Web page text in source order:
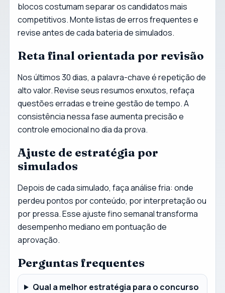
blocos costumam separar os candidatos mais
competitivos. Monte listas de erros frequentes e
revise antes de cada bateria de simulados.
Reta final orientada por revisão
Nos últimos 30 dias, a palavra-chave é repetição de
alto valor. Revise seus resumos enxutos, refaça
questões erradas e treine gestão de tempo. A
consistência nessa fase aumenta precisão e
controle emocional no dia da prova.
Ajuste de estratégia por
simulados
Depois de cada simulado, faça análise fria: onde
perdeu pontos por conteúdo, por interpretação ou
por pressa. Esse ajuste fino semanal transforma
desempenho mediano em pontuação de
aprovação.
Perguntas frequentes
Qual a melhor estratégia para o concurso